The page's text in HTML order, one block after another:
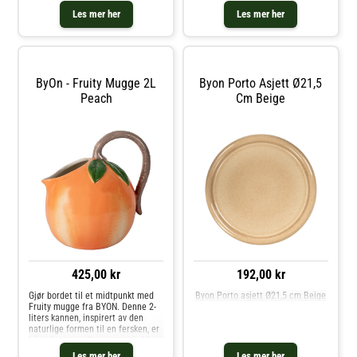
Les mer her
glassmønster i farget glass for en
morsommere effekt. Fargen er en
vakker brun farge som kan
Les mer her
perfekte kombinasjonen.Om
koppen fra ByON- Bredde: 115
mm.- Høyde: 55 mm.- Lengde: 140
Kjøp Kaffekopper og andre
Kopper & Krus hos Royal Design.
ByOn - Fruity Mugge 2L
Peach
425,00 kr
Gjør bordet til et midtpunkt med
Fruity mugge fra BYON. Denne 2-
liters kannen, inspirert av den
naturlige formen til en fersken, er
både funksjonell og estetisk. Med
sin myke og sanselige utforming,
Byon Porto Asjett Ø21,5
Cm Beige
192,00 kr
Byon Porto asjett Ø21,5 cm Beige